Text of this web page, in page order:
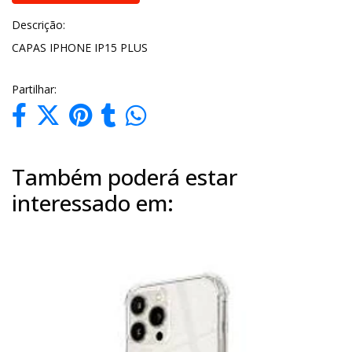
Descrição:
CAPAS IPHONE IP15 PLUS
Partilhar:
Também poderá estar
interessado em: